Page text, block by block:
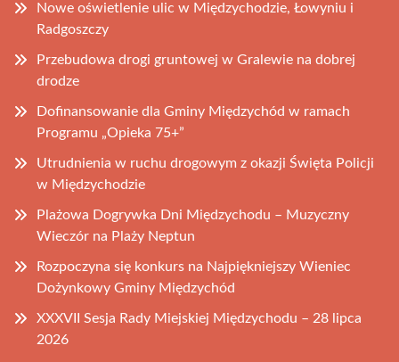
Nowe oświetlenie ulic w Międzychodzie, Łowyniu i
Radgoszczy
Przebudowa drogi gruntowej w Gralewie na dobrej
drodze
Dofinansowanie dla Gminy Międzychód w ramach
Programu „Opieka 75+”
Utrudnienia w ruchu drogowym z okazji Święta Policji
w Międzychodzie
Plażowa Dogrywka Dni Międzychodu – Muzyczny
Wieczór na Plaży Neptun
Rozpoczyna się konkurs na Najpiękniejszy Wieniec
Dożynkowy Gminy Międzychód
XXXVII Sesja Rady Miejskiej Międzychodu – 28 lipca
2026